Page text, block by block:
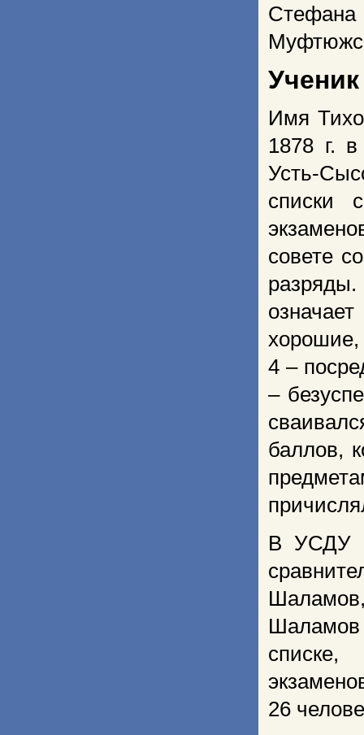
Ученик
Имя
1878 г. в
Усть-
списки
совете
разряды.
хорошие,
4 –
–
баллов,
В УСДУ
Шаламов
26